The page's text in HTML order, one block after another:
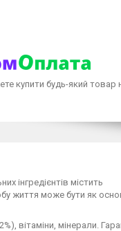
купити будь-який товар
інгредієнтів містить
життя може бути як
вітаміни, мінерали.